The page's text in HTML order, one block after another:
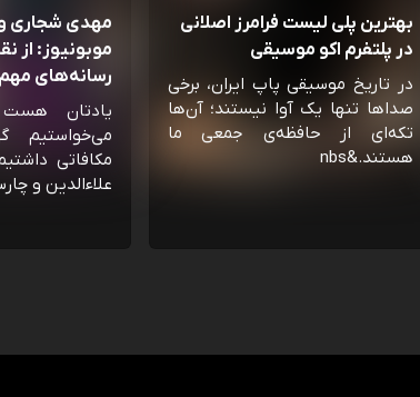
بهترین پلی لیست فرامرز اصلانی
در پلتفرم اکو موسیقی
در تاریخ موسیقی پاپ ایران، برخی
صداها تنها یک آوا نیستند؛ آن‌ها
تکه‌ای از حافظه‌ی جمعی ما
هستند.&nbs
مهدی شجاری
موبونیوز: از
رسانه‌‌های مهم
یادتان هست
می‌خواستیم
مکافاتی
علاءالدین و